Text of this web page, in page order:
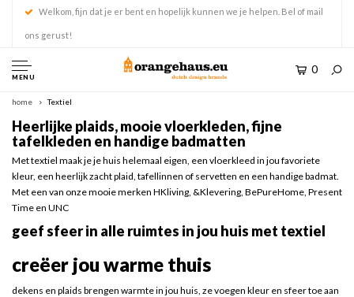
Welkom, fijn dat je er bent en hopelijk kunnen we je helpen. Bel of mail
ons gerust!
MENU
0
home Textiel
Heerlijke plaids, mooie vloerkleden, fijne
tafelkleden en handige badmatten
Met textiel maak je je huis helemaal eigen, een vloerkleed in jou favoriete
kleur, een heerlijk zacht plaid, tafellinnen of servetten en een handige badmat.
Met een van onze mooie merken HKliving, &Klevering, BePureHome, Present
Time en UNC
geef sfeer in alle ruimtes in jou huis met textiel
creëer jou warme thuis
dekens en plaids brengen warmte in jou huis, ze voegen kleur en sfeer toe aan